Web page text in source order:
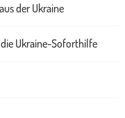
der Ukraine
Ukraine-Soforthilfe